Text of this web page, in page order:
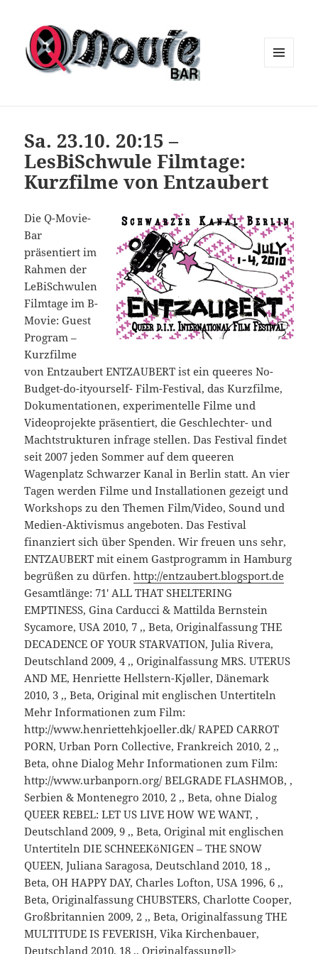
Sa. 23.10. 20:15 –
LesBiSchwule Filmtage:
Kurzfilme von Entzaubert
Die Q-Movie-
Bar
präsentiert im
Rahmen der
LeBiSchwulen
Filmtage im B-
Movie: Guest
Program –
Kurzfilme
von Entzaubert ENTZAUBERT ist ein queeres No-
Budget-do-ityourself- Film-Festival, das Kurzfilme,
Dokumentationen, experimentelle Filme und
Videoprojekte präsentiert, die Geschlechter- und
Machtstrukturen infrage stellen. Das Festival findet
seit 2007 jeden Sommer auf dem queeren
Wagenplatz Schwarzer Kanal in Berlin statt. An vier
Tagen werden Filme und Installationen gezeigt und
Workshops zu den Themen Film/Video, Sound und
Medien-Aktivismus angeboten. Das Festival
finanziert sich über Spenden. Wir freuen uns sehr,
ENTZAUBERT mit einem Gastprogramm in Hamburg
begrüßen zu dürfen.http://entzaubert.blogsport.de
Gesamtlänge: 71′ ALL THAT SHELTERING
EMPTINESS, Gina Carducci & Mattilda Bernstein
Sycamore, USA 2010, 7 ‚, Beta, Originalfassung THE
DECADENCE OF YOUR STARVATION, Julia Rivera,
Deutschland 2009, 4 ‚, Originalfassung MRS. UTERUS
AND ME, Henriette Hellstern-Kjøller, Dänemark
2010, 3 ‚, Beta, Original mit englischen Untertiteln
Mehr Informationen zum Film:
http://www.henriettehkjoeller.dk/ RAPED CARROT
PORN, Urban Porn Collective, Frankreich 2010, 2 ‚,
Beta, ohne Dialog Mehr Informationen zum Film:
http://www.urbanporn.org/ BELGRADE FLASHMOB, ,
Serbien & Montenegro 2010, 2 ‚, Beta, ohne Dialog
QUEER REBEL: LET US LIVE HOW WE WANT, ,
Deutschland 2009, 9 ‚, Beta, Original mit englischen
Untertiteln DIE SCHNEEKöNIGEN – THE SNOW
QUEEN, Juliana Saragosa, Deutschland 2010, 18 ‚,
Beta, OH HAPPY DAY, Charles Lofton, USA 1996, 6 ‚,
Beta, Originalfassung CHUBSTERS, Charlotte Cooper,
Großbritannien 2009, 2 ‚, Beta, Originalfassung THE
MULTITUDE IS FEVERISH, Vika Kirchenbauer,
Deutschland 2010, 18 ‚, Originalfassung]]>